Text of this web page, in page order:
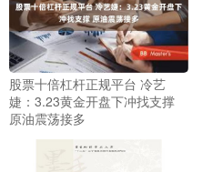
股票十倍杠杆正规平台 冷艺
婕：3.23黄金开盘下冲找支撑
原油震荡接多